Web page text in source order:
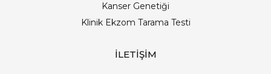
Kanser Genetiği
Klinik Ekzom Tarama Testi
İLETİŞİM